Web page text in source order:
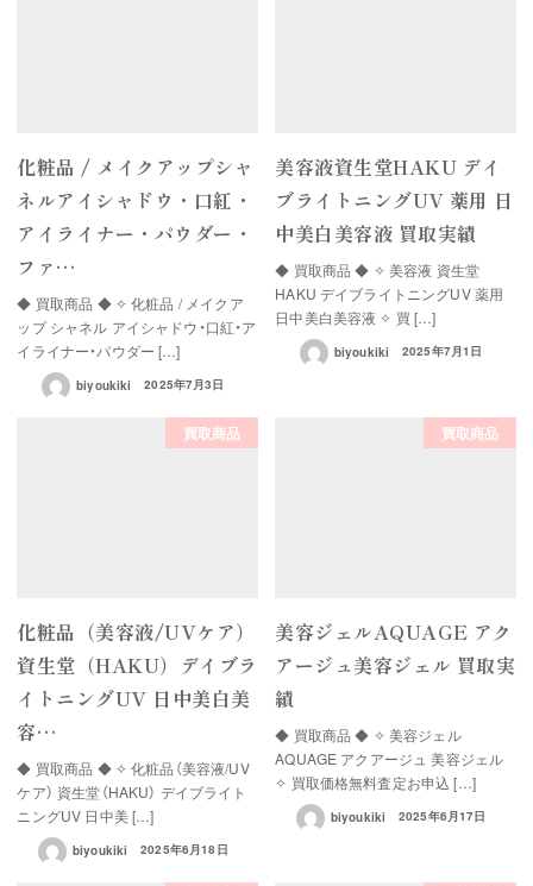
化粧品 / メイクアップシャ
ネルアイシャドウ・口紅・
アイライナー・パウダー・
ファ…
◆ 買取商品 ◆ ✧ 化粧品 / メイクア
ップ シャネル アイシャドウ・口紅・ア
イライナー・パウダー […]
biyoukiki 2025年7月3日
美容液資生堂HAKU デイ
ブライトニングUV 薬用 日
中美白美容液 買取実績
◆ 買取商品 ◆ ✧ 美容液 資生堂
HAKU デイブライトニングUV 薬用
日中美白美容液 ✧ 買 […]
biyoukiki 2025年7月1日
買取商品
化粧品（美容液/UVケア）
資生堂（HAKU）デイブラ
イトニングUV 日中美白美
容…
◆ 買取商品 ◆ ✧ 化粧品（美容液/UV
ケア） 資生堂（HAKU） デイブライト
ニングUV 日中美 […]
biyoukiki 2025年6月18日
買取商品
美容ジェルAQUAGE アク
アージュ美容ジェル 買取実
績
◆ 買取商品 ◆ ✧ 美容ジェル
AQUAGE アクアージュ 美容ジェル
✧ 買取価格無料査定お申込 […]
biyoukiki 2025年6月17日